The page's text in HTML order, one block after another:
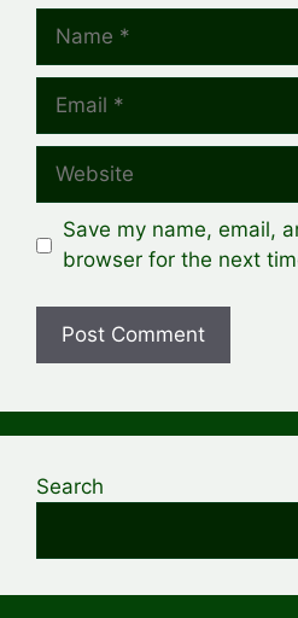
Name
Email
Website
Save my name, email,
browser for the next
Search